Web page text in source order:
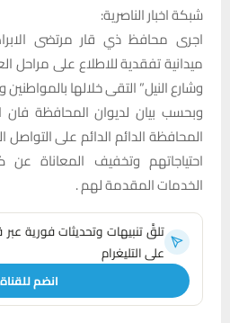
شبكة اخبار الناصرية:
اجرى محافظ ذي قار مرتضى
ميدانية تفقدية للاطلاع على
وشارع النيل” التقى خلالها
وبحسب بيان لديوان المحافظة
المحافظة الدائم الدائم على التواصل
احتياجاتهم وتخفيف المعاناة
الخدمات المقدمة لهم .
تلقَّ تنبيهات وتحديثات فورية عبر
على التليغرام
انضم للقناة